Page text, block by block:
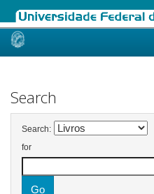
Skip
Search
Search:
for